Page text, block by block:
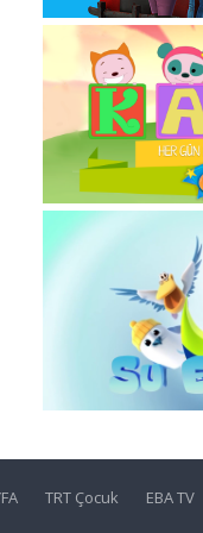
TRT Çocuk EBA TV